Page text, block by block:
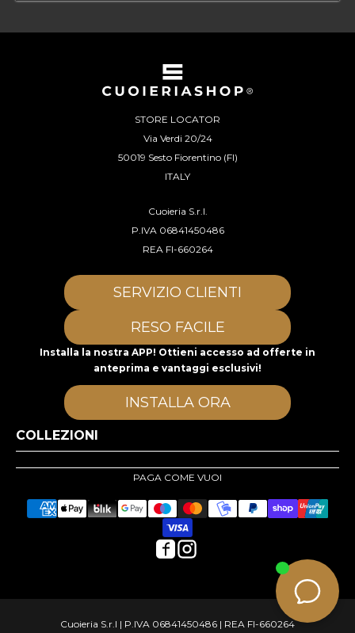
STORE LOCATOR
Via Verdi 20/24
50019 Sesto Fiorentino (FI)
ITALY
Cuoieria S.r.l.
P.IVA 06841450486
REA FI-660264
SERVIZIO CLIENTI
RESO FACILE
Installa la nostra APP! Ottieni accesso ad offerte in
anteprima e vantaggi esclusivi!
INSTALLA ORA
COLLEZIONI
PAGA COME VUOI
Cuoieria S.r.l | P.IVA 06841450486 | REA FI-660264